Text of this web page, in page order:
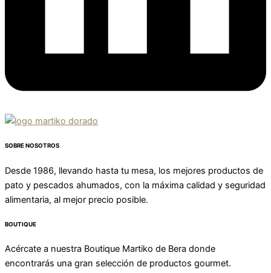
SOBRE NOSOTROS
Desde 1986, llevando hasta tu mesa, los mejores productos de
pato y pescados ahumados, con la máxima calidad y seguridad
alimentaria, al mejor precio posible.
BOUTIQUE
Acércate a nuestra Boutique Martiko de Bera donde
encontrarás una gran selección de productos gourmet.